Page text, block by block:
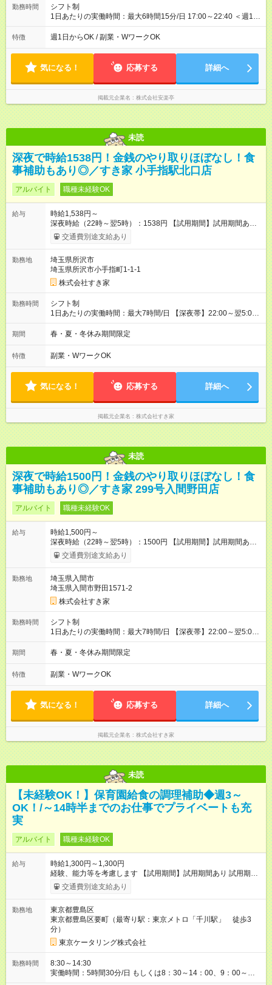
勤務時間
シフト制
1日あたりの実働時間：最大6時間15分/日 17:00～22:40 ＜週1日
～/短時間OK！＞ ※18歳未満・高校生は21:30までの勤務 ・シフ
トは自己申告制だから私生活優先でOK◎ ・週1日もあれば週5日
して短時間」など希望に合わせて働けます！
特徴 週1日からOK / 副業・WワークOK
気になる！ 応募する 詳細へ
掲載元企業名 株式会社安楽亭
未読
深夜で時給1538円！金銭のやり取りほぼなし！食
事補助もあり◎／すき家 小手指駅北口店
アルバイト 職種未経験OK
給与
時給1,538円～
深夜時給（22時～翌5時）：1538円 【試用期間】試用期間あり
試用期間の長さ：1ヶ月 雇用形態、給与は本採用時と同じです。
試用期間の実態は30日（※条件変更なし）ですが、切り上げで
同時給）
交通費別途支給あり
勤務地
埼玉県所沢市
埼玉県所沢市小手指町1-1-1
株式会社すき家
勤務時間
シフト制
1日あたりの実働時間：最大7時間/日 【深夜帯】22:00～翌5:00
週2日～・1日2h～OK◎ ※22:00から翌5:00までは18歳以上の方
のみ勤務可能です（18歳未満の深夜業務禁止のため） ★深夜で
す。 必ず、2名以上での勤務を行いますので、安心して働けま
す。
期間 春・夏・冬休み期間限定
特徴 副業・WワークOK
気になる！ 応募する 詳細へ
掲載元企業名 株式会社すき家
未読
深夜で時給1500円！金銭のやり取りほぼなし！食
事補助もあり◎／すき家 299号入間野田店
アルバイト 職種未経験OK
給与
時給1,500円～
深夜時給（22時～翌5時）：1500円 【試用期間】試用期間あり
試用期間の長さ：1ヶ月 雇用形態、給与は本採用時と同じです。
試用期間の実態は30日（※条件変更なし）ですが、切り上げで
同時給）
交通費別途支給あり
勤務地
埼玉県入間市
埼玉県入間市野田1571-2
株式会社すき家
勤務時間
シフト制
1日あたりの実働時間：最大7時間/日 【深夜帯】22:00～翌5:00
週2日～・1日2h～OK◎ ※22:00から翌5:00までは18歳以上の方
のみ勤務可能です（18歳未満の深夜業務禁止のため） ★深夜で
す。 必ず、2名以上での勤務を行いますので、安心して働けま
す。
期間 春・夏・冬休み期間限定
特徴 副業・WワークOK
気になる！ 応募する 詳細へ
掲載元企業名 株式会社すき家
未読
【未経験OK！】保育園給食の調理補助◆週3～
OK！/～14時半までのお仕事でプライベートも充
実
アルバイト 職種未経験OK
給与
時給1,300円～1,300円
経験、能力等を考慮します 【試用期間】試用期間あり 試用期間
の長さ：3ヶ月 雇用形態、給与は本採用時と同じです。
交通費別途支給あり
勤務地
東京都豊島区
東京都豊島区要町（最寄り駅：東京メトロ「千川駅」 徒歩3
分）
東京ケータリング株式会社
勤務時間
8:30～14:30
実働時間：5時間30分/日 もしくは8：30～14：00、9：00～
15：00 平日３日～週5日勤務可能な方